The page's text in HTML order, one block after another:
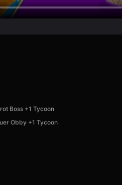
Boss +1 Tycoon
Obby +1 Tycoon